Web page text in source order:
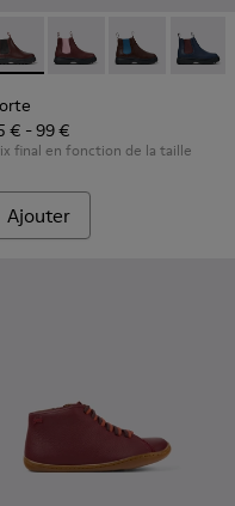
- Bottines bordeaux
006
- K900149-017 -
Norte - K900149-
Norte -Norte
€ - 99 €
final en fonction de la taille
Ajouter